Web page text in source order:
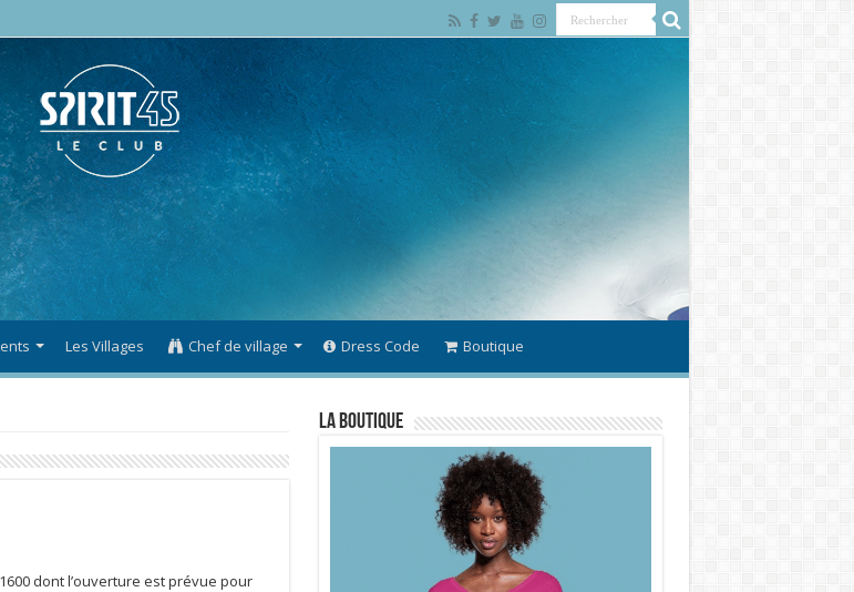
Les Villages Chef de village Dress Code Boutique
dont l’ouverture est prévue pour
La Boutique